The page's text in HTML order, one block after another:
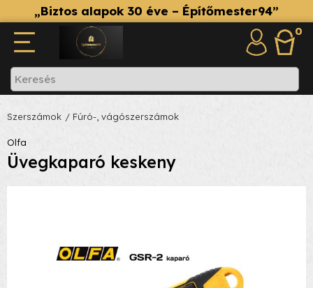
„Biztos alapok 30 éve – Építőmester94”
0
Szerszámok / Fúró-, vágószerszámok
Olfa
Üvegkaparó keskeny